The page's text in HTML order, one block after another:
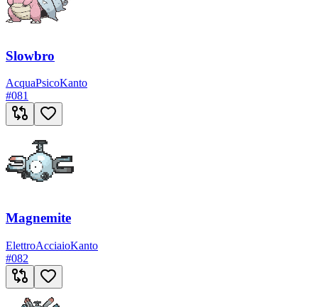
Slowbro
AcquaPsicoKanto
#081
Magnemite
ElettroAcciaioKanto
#082